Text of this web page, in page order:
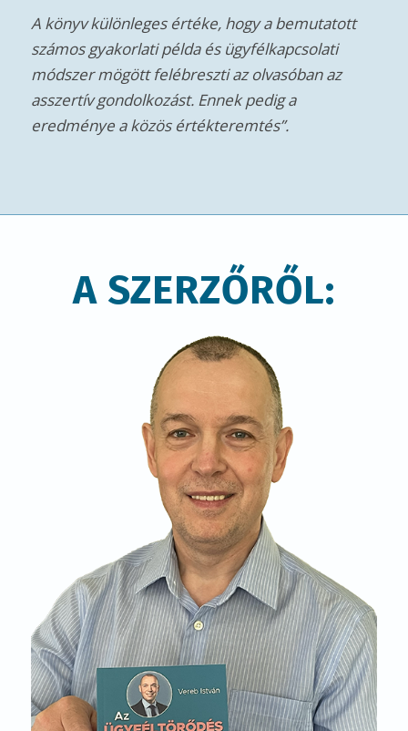
Vereb István vagyok. 2006 óta elkötelezetten
kutatom az üzleti kapcsolatok, az
együttműködések, az ügyféltörődés hazai
gyakorlatait, jó példáit.